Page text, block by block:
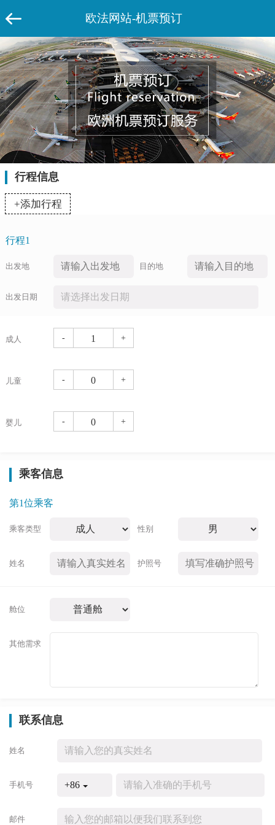
欧法网站-机票预订
行程信息
+添加行程
行程1
出发地 目的地
出发日期
成人 - +
儿童 - +
婴儿 - +
乘客信息
第1位乘客
乘客类型 性别
姓名 护照号
舱位
其他需求
联系信息
姓名
手机号 +86
邮件